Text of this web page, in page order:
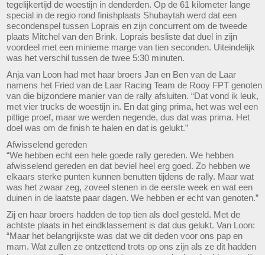
tegelijkertijd de woestijn in denderden. Op de 61 kilometer lange
special in de regio rond finishplaats Shubaytah werd dat een
secondenspel tussen Loprais en zijn concurrent om de tweede
plaats Mitchel van den Brink. Loprais besliste dat duel in zijn
voordeel met een minieme marge van tien seconden. Uiteindelijk
was het verschil tussen de twee 5:30 minuten.
Anja van Loon had met haar broers Jan en Ben van de Laar
namens het Fried van de Laar Racing Team de Rooy FPT genoten
van die bijzondere manier van de rally afsluiten. “Dat vond ik leuk,
met vier trucks de woestijn in. En dat ging prima, het was wel een
pittige proef, maar we werden negende, dus dat was prima. Het
doel was om de finish te halen en dat is gelukt.”
Afwisselend gereden
“We hebben echt een hele goede rally gereden. We hebben
afwisselend gereden en dat beviel heel erg goed. Zo hebben we
elkaars sterke punten kunnen benutten tijdens de rally. Maar wat
was het zwaar zeg, zoveel stenen in de eerste week en wat een
duinen in de laatste paar dagen. We hebben er echt van genoten.”
Zij en haar broers hadden de top tien als doel gesteld. Met de
achtste plaats in het eindklassement is dat dus gelukt. Van Loon:
“Maar het belangrijkste was dat we dit deden voor ons pap en
mam. Wat zullen ze ontzettend trots op ons zijn als ze dit hadden